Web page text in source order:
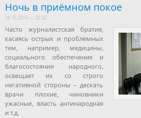
Ночь в приёмном покое
14.10.2015 — 22:22
Часто журналистская братия,
касаясь острых и проблемных
тем, например, медицины,
социального обеспечения и
благосостояния народного,
освещает их со строго
негативной стороны – дескать
врачи плохие, чиновники
ужасные, власть антинародная
и т.д.